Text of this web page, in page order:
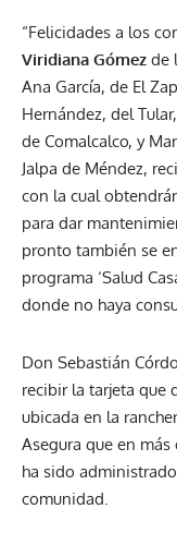
“Felicidades a los
Viridiana Gómez de
Ana García, de El
Hernández, del
de Comalcalco, y
Jalpa de Méndez,
con la cual
para dar
pronto también se
programa ‘Salud
donde no haya
Don Sebastián
recibir la tarjeta que
ubicada en la
Asegura que en
ha sido
comunidad.